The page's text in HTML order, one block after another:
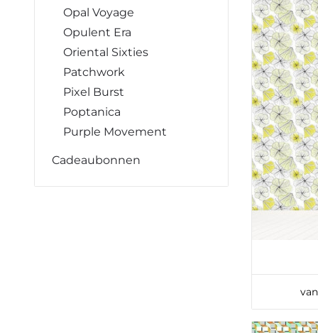
Opal Voyage
Opulent Era
Oriental Sixties
Patchwork
Pixel Burst
Poptanica
Purple Movement
Cadeaubonnen